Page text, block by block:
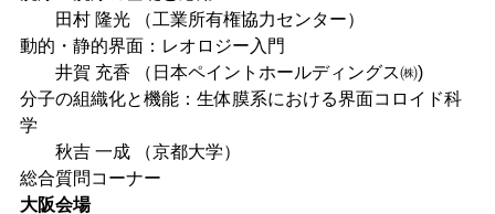
田村 隆光 （工業所有権協力センター）
動的・静的界面：レオロジー入門
井賀 充香 （日本ペイントホールディングス㈱)
分子の組織化と機能：生体膜系における界面コロイド科
学
秋吉 一成 （京都大学）
総合質問コーナー
大阪会場